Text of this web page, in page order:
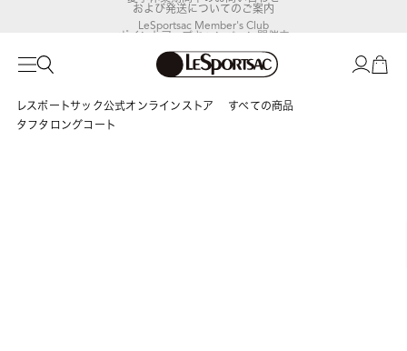
LeSportsac Member's Club
ポイントアップキャンペーン開催中
レスポートサック公式オンラインストア
すべての商品
タフタロングコート